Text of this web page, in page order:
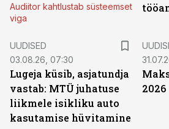
Audiitor kahtlustab süsteemset
viga
UUDISED
03.08.26, 07:30
Lugeja küsib, asjatundja
vastab: MTÜ juhatuse
liikmele isikliku auto
kasutamise hüvitamine
2026